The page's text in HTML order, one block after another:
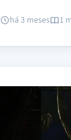
há 3 meses 1